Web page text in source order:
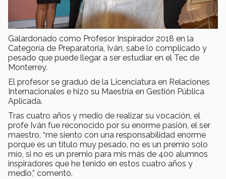
Galardonado como Profesor Inspirador 2018 en la
Categoría de Preparatoria, Iván, sabe lo complicado y
pesado que puede llegar a ser estudiar en el Tec de
Monterrey.
El profesor se graduó de la Licenciatura en Relaciones
Internacionales e hizo su Maestría en Gestión Pública
Aplicada.
Tras cuatro años y medio de realizar su vocación, el
profe Iván fue reconocido por su enorme pasión, el ser
maestro, “me siento con una responsabilidad enorme
porque es un título muy pesado, no es un premio solo
mío, si no es un premio para mis más de 400 alumnos
inspiradores que he tenido en estos cuatro años y
medio,” comentó.